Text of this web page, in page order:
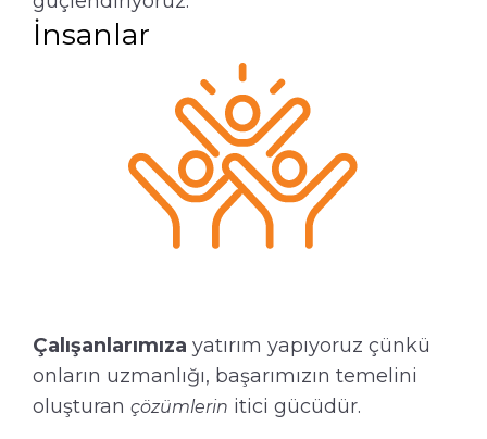
İnsanlar
Çalışanlarımıza yatırım yapıyoruz çünkü
onların uzmanlığı, başarımızın temelini
oluşturançözümlerin itici gücüdür.